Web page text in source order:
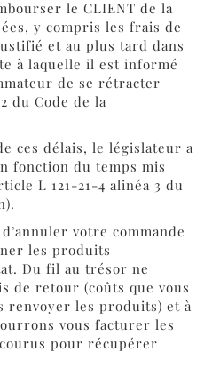
le CLIENT de la
y compris les frais de
et au plus tard dans
à laquelle il est informé
de se rétracter
du Code de la
ces délais, le législateur a
fonction du temps mis
L 121-21-4 alinéa 3 du
votre commande
les produits
Du fil au trésor ne
de retour (coûts que vous
renvoyer les produits) et à
vous facturer les
pour récupérer